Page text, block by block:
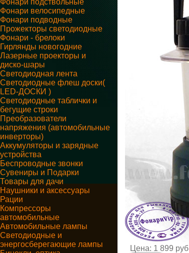
Фонари подствольные
Фонари велосипедные
Фонари подводные
Прожекторы светодиодные
Фонари - брелоки
Гирлянды новогодние
Лазерные проекторы и
диско-шары
Светодиодная лента
Светодиодные флеш доски(
LED-ДОСКИ )
Светодиодные таблички и
бегущие строки
Преобразователи
напряжения (автомобильные
инверторы)
Аккумуляторы и зарядные
устройства
Беспроводные звонки
Сувениры и Подарки
Товары для дачи
Наушники и аксессуары
Рации
Компрессоры
автомобильные
Автомобильные лампы
Светодиодные и
энергосберегающие лампы
Цена: 1 899 руб